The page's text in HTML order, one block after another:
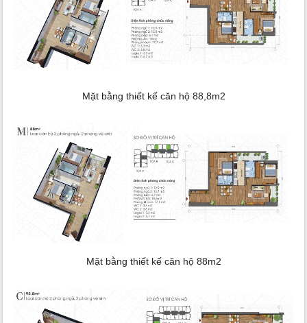
Mặt bằng thiết kế căn hộ 88,8m2
Mặt bằng thiết kế căn hộ 88m2